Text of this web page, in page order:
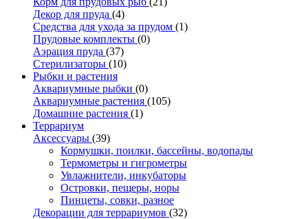
Декор для пруда (4)
Средства для ухода за прудом (1)
Прудовые комплекты (0)
Аэрация пруда (37)
Стерилизаторы (10)
Рыбки и растения
Аквариумные рыбки (0)
Аквариумные растения (105)
Домашние растения (1)
Террариум
Аксессуары (39)
Кормушки, поилки, бассейны, водопады
Термометры и гигрометры
Увлажнители, инкубаторы
Островки, пещеры, норы
Пинцеты, совки, разное
Декорации для террариумов (32)